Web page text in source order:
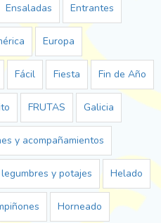
Ensaladas Entrantes
Europa
Fácil Fiesta Fin de Año
FRUTAS Galicia
y acompañamientos
y potajes Helado
Horneado